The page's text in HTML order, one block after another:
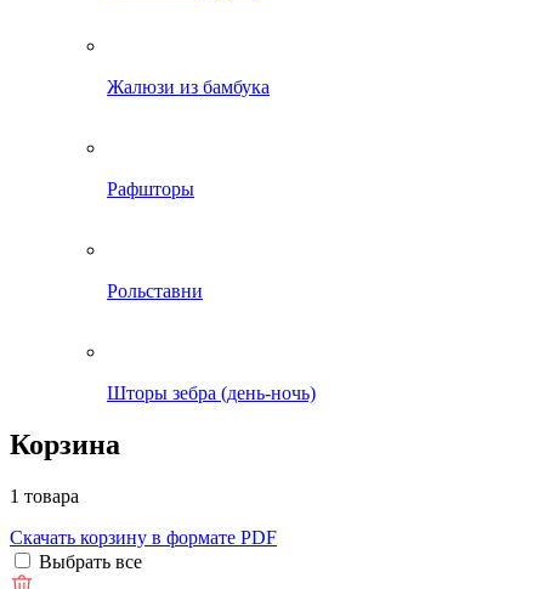
Жалюзи из бамбука
Рафшторы
Рольставни
Шторы зебра (день-ночь)
Корзина
1 товара
Скачать корзину в формате PDF
Выбрать все